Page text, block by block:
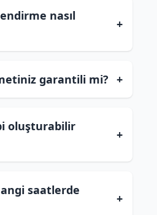
nasıl
+
garantili mi? +
oluşturabilir
+
saatlerde
+